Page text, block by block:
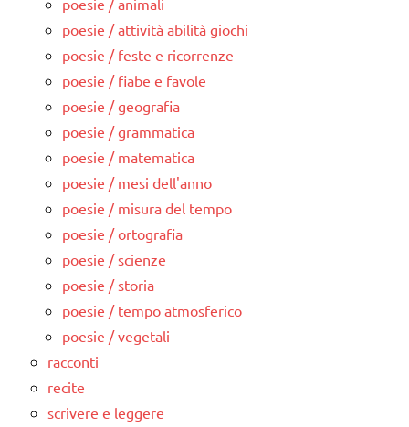
poesie / attività abilità giochi
poesie / feste e ricorrenze
poesie / fiabe e favole
poesie / geografia
poesie / grammatica
poesie / matematica
poesie / mesi dell'anno
poesie / misura del tempo
poesie / ortografia
poesie / scienze
poesie / storia
poesie / tempo atmosferico
poesie / vegetali
racconti
recite
scrivere e leggere